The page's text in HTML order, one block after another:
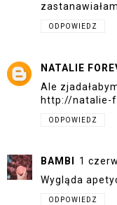
ODPOWIEDZ
NATALIE
Ale
http://natalie-
ODPOWIEDZ
BAMBI
1
Wygląda
ODPOWIEDZ